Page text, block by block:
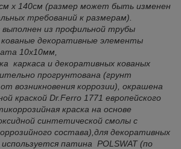
х 140см (размер может быть изменен
требований к размерам).
выполнен из профильной трубы
декоративные элементы
10х10мм,
каркаса и декоративных кованых
прогрунтована (грунт
возникновения коррозии) , окрашена
краской Dr.Ferro 1771 европейского
краска на основе
синтетической смолы с
состава) ,для декоративных
патина POLSWAT (по